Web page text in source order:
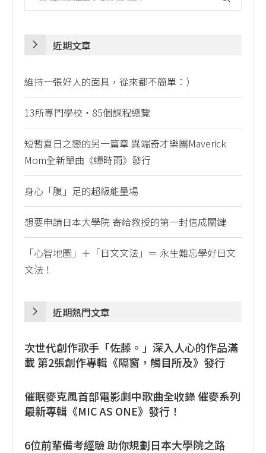
近期文章
維持一張好人的面具，從來都不簡單：）
13所專門學校・85個課程總覽
短暫夏日之戀的另一篇章 異端奇才樂團Maverick
Mom全新單曲《蟬時雨》發行
身心「腹」足的超級能量場
想要申請日本大學院 寄給教授的第一封信成關鍵
「心智地圖」＋「日文文法」＝ 永生難忘學好日文
文法！
近期熱門文章
次世代創作歌手「佐藤。」深入人心的作品滿
載 第2張創作專輯《隔窗，觸目所及》發行
催眠麥克風首部電影劇中歌曲全收錄 催麥系列
最新專輯《MIC AS ONE》發行！
6位前輩備考經驗 助你規劃日本大學院之路